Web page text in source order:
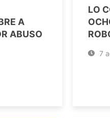
A
ABUSO
LO
7